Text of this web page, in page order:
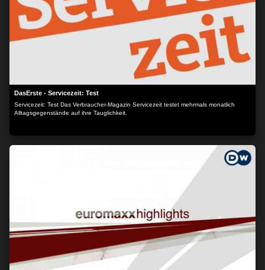
DasErste - Servicezeit: Test
Servicezeit: Test Das Verbraucher-Magazin Servicezeit testet mehrmals monatlich
Alltagsgegenstände auf ihre Tauglichkeit.